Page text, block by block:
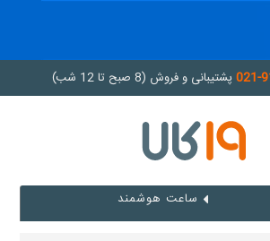
پشتیبانی و فروش (8 صبح تا 12 شب)
ساعت هوشمند